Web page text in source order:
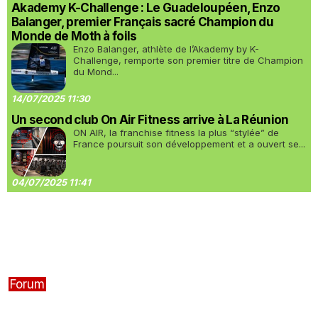
Akademy K-Challenge : Le Guadeloupéen, Enzo
Balanger, premier Français sacré Champion du
Monde de Moth à foils
Enzo Balanger, athlète de l’Akademy by K-
Challenge, remporte son premier titre de Champion
du Mond...
14/07/2025 11:30
Un second club On Air Fitness arrive à La Réunion
ON AIR, la franchise fitness la plus “stylée” de
France poursuit son développement et a ouvert se...
04/07/2025 11:41
Forum